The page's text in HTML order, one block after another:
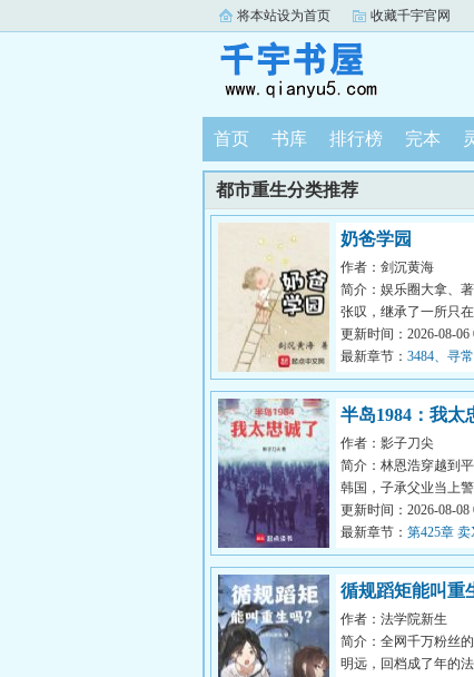
将本站设为首页 收藏千宇官网
首页 书库 排行榜 完本
都市重生分类推荐
奶爸学园
作者：剑沉黄海
简介：娱乐圈大拿、
张叹，继承了一所只
幼儿园，想关关不了，
实在太可...
更新时间：2026-08-06
最新章节： 3484、寻常
半岛1984：我太
作者：影子刀尖
简介：林恩浩穿越到
韩国，子承父业当上
诚，林恩浩是专业的。
进，不便展...
更新时间：2026-08-08
最新章节： 第425章
有零次和无数次
循规蹈矩能叫重
作者：法学院新生
简介：全网千万粉丝
明远，回档成了年的法